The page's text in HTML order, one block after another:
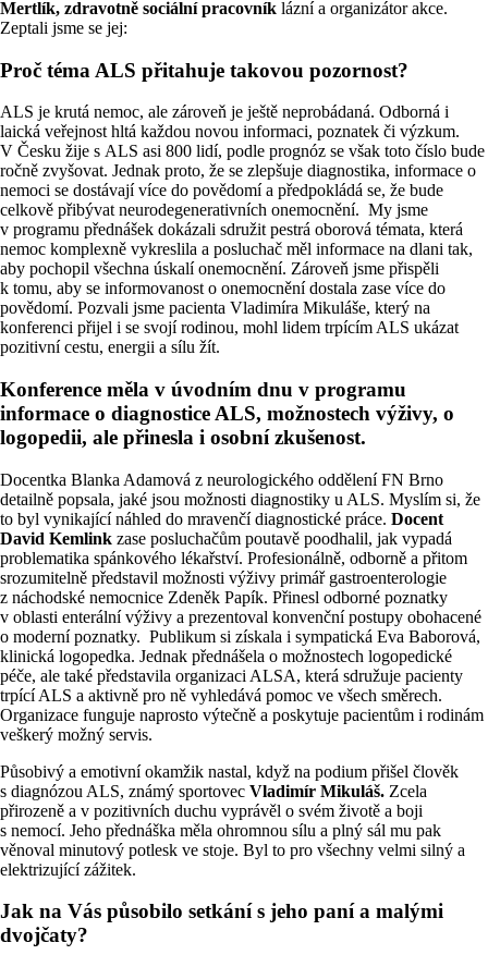
Mertlík, zdravotně sociální pracovník lázní a organizátor akce.
Zeptali jsme se jej:
Proč téma ALS přitahuje takovou pozornost?
ALS je krutá nemoc, ale zároveň je ještě neprobádaná. Odborná i
laická veřejnost hltá každou novou informaci, poznatek či výzkum.
V Česku žije s ALS asi 800 lidí, podle prognóz se však toto číslo bude
ročně zvyšovat. Jednak proto, že se zlepšuje diagnostika, informace o
nemoci se dostávají více do povědomí a předpokládá se, že bude
celkově přibývat neurodegenerativních onemocnění. My jsme
v programu přednášek dokázali sdružit pestrá oborová témata, která
nemoc komplexně vykreslila a posluchač měl informace na dlani tak,
aby pochopil všechna úskalí onemocnění. Zároveň jsme přispěli
k tomu, aby se informovanost o onemocnění dostala zase více do
povědomí. Pozvali jsme pacienta Vladimíra Mikuláše, který na
konferenci přijel i se svojí rodinou, mohl lidem trpícím ALS ukázat
pozitivní cestu, energii a sílu žít.
Konference měla v úvodním dnu v programu
informace o diagnostice ALS, možnostech výživy, o
logopedii, ale přinesla i osobní zkušenost.
Docentka Blanka Adamová z neurologického oddělení FN Brno
detailně popsala, jaké jsou možnosti diagnostiky u ALS. Myslím si, že
to byl vynikající náhled do mravenčí diagnostické práce. Docent
David Kemlink zase posluchačům poutavě poodhalil, jak vypadá
problematika spánkového lékařství. Profesionálně, odborně a přitom
srozumitelně představil možnosti výživy primář gastroenterologie
z náchodské nemocnice Zdeněk Papík. Přinesl odborné poznatky
v oblasti enterální výživy a prezentoval konvenční postupy obohacené
o moderní poznatky. Publikum si získala i sympatická Eva Baborová,
klinická logopedka. Jednak přednášela o možnostech logopedické
péče, ale také představila organizaci ALSA, která sdružuje pacienty
trpící ALS a aktivně pro ně vyhledává pomoc ve všech směrech.
Organizace funguje naprosto výtečně a poskytuje pacientům i rodinám
veškerý možný servis.
Působivý a emotivní okamžik nastal, když na podium přišel člověk
s diagnózou ALS, známý sportovec Vladimír Mikuláš. Zcela
přirozeně a v pozitivních duchu vyprávěl o svém životě a boji
s nemocí. Jeho přednáška měla ohromnou sílu a plný sál mu pak
věnoval minutový potlesk ve stoje. Byl to pro všechny velmi silný a
elektrizující zážitek.
Jak na Vás působilo setkání s jeho paní a malými
dvojčaty?